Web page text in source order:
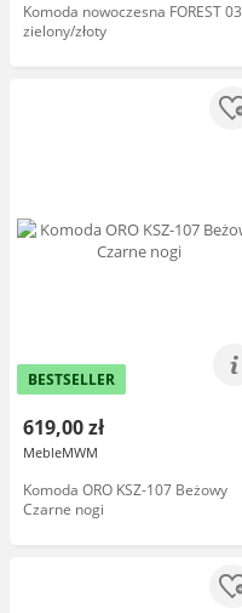
Komoda nowoczesna FOREST 03
zielony/złoty
BESTSELLER
619,00 zł
MebleMWM
Komoda ORO KSZ-107 Beżowy
Czarne nogi